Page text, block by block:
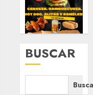
BUSCAR